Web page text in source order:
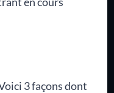
3 façons dont